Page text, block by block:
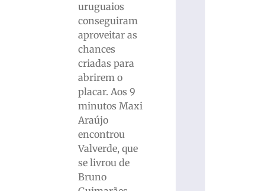
uruguaios
conseguiram
aproveitar as
chances
criadas para
abrirem o
placar. Aos 9
minutos Maxi
Araújo
encontrou
Valverde, que
se livrou de
Bruno